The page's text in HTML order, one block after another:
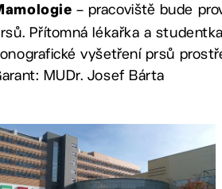
– pracoviště bude
Přítomná lékařka a
vyšetření prsů
MUDr. Josef Bárta